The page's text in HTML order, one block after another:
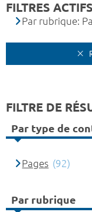
FILTRES ACTIFS
Par rubrique:
FILTRE DE
Par type de
Pages (92)
Par rubrique